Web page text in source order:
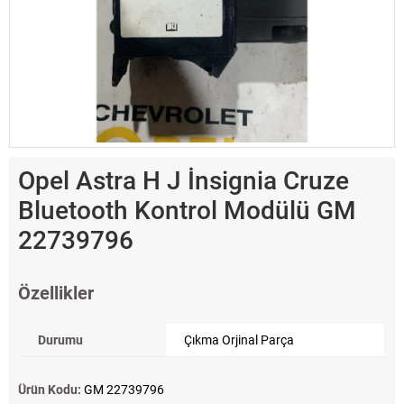
Opel Astra H J İnsignia Cruze
Bluetooth Kontrol Modülü GM
22739796
Özellikler
Durumu Çıkma Orjinal Parça
Ürün Kodu: GM 22739796